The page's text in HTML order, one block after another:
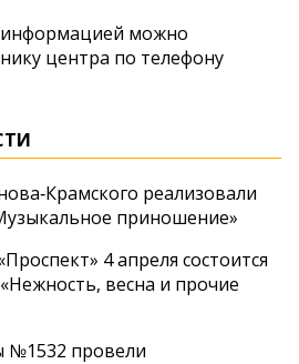
можно
центра по телефону
реализовали
приношение»
4 апреля состоится
весна и прочие
№1532 провели